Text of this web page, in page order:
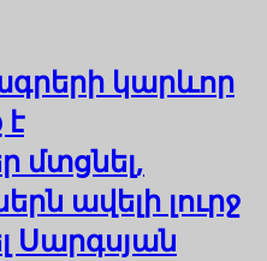
կարևոր
մտցնել,
ավելի լուրջ
Սարգսյան